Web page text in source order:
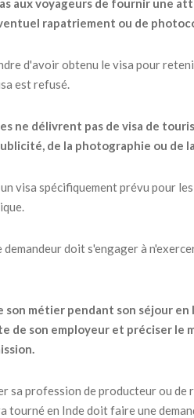
rapatriement ou de
d'avoir obtenu le visa pour
est refusé.
ne délivrent pas de visa de
de la photographie ou de
visa spécifiquement prévu pour
doit s'engager à
son métier pendant son séjour
de son employeur et préciser le
sa profession de producteur ou de
tourné en Inde doit faire une